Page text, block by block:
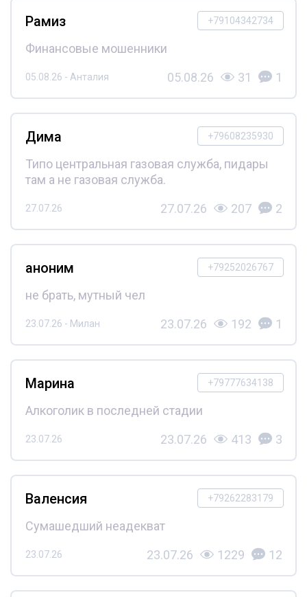
+79104342734
Рамиз
Финансовые мошенники
05.08.26 - Анталия 05.08.26 31 1
+79608235930
Дима
Типо центральная газовая служба, пидары
там а не газовая служба.
27.07.26 27.07.26 207 2
+79252026767
аноним
не брать, мутный чел
23.07.26 - Милан 23.07.26 192 1
+79777634138
Марина
Алкоголик в последней стадии
23.07.26 23.07.26 413 3
+79262283179
Валенсия
Сумашедший неадекват
23.07.26 23.07.26 1229 12